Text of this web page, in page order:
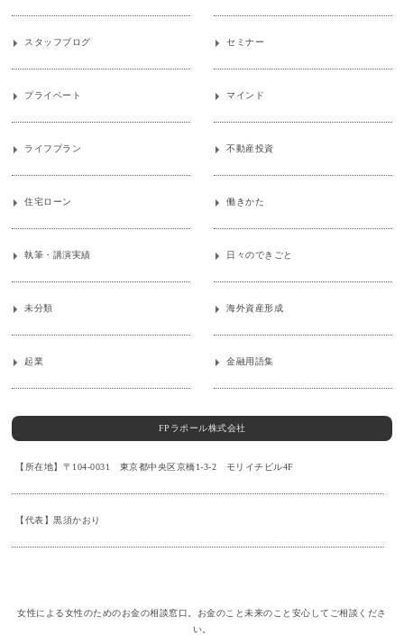
スタッフブログ セミナー
プライベート マインド
ライフプラン 不動産投資
住宅ローン 働きかた
執筆・講演実績 日々のできごと
未分類 海外資産形成
起業 金融用語集
FPラポール株式会社
【所在地】〒104-0031 東京都中央区京橋1-3-2 モリイチビル4F
【代表】黒須かおり
女性による女性のためのお金の相談窓口。お金のこと未来のこと安心してご相談くださ
い。